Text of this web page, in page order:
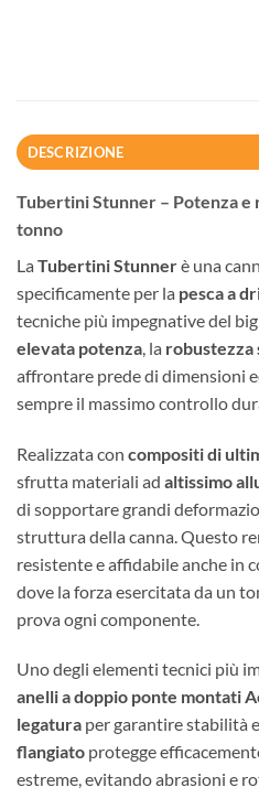
DESCRIZIONE
Tubertini Stunner – Potenza
tonno
La Tubertini Stunnerè una
specificamente per la pesca a
tecniche più impegnative del
elevata potenza , la
affrontare prede di dimensioni
sempre il massimo controllo
Realizzata con compositi di
sfrutta materiali ad altissimo
di sopportare grandi
struttura della canna. Questo
resistente e affidabile anche in
dove la forza esercitata da un
prova ogni componente.
Uno degli elementi tecnici più
anelli a doppio ponte montati
legatura per garantire stabilità
flangiato protegge
estreme, evitando abrasioni e